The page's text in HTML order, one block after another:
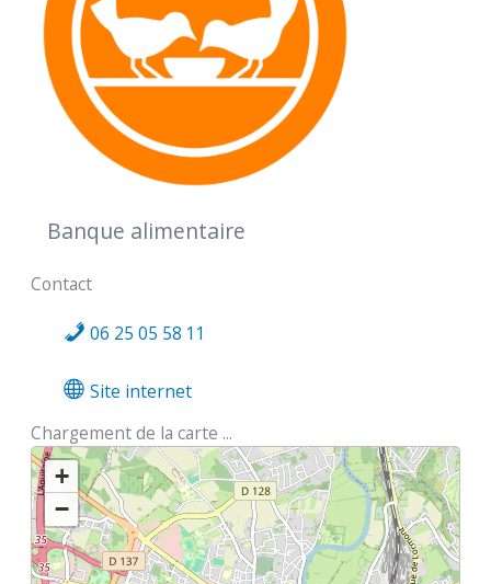
Banque alimentaire
Contact
06 25 05 58 11
Site internet
Chargement de la carte ...
+
−